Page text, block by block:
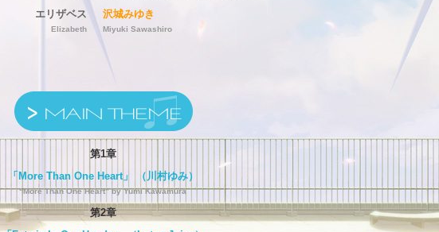
エリザベス
Elizabeth
沢城みゆき
Miyuki Sawashiro
第1章
「More Than One Heart」 （川村ゆみ）
“More Than One Heart” by Yumi Kawamura
第2章